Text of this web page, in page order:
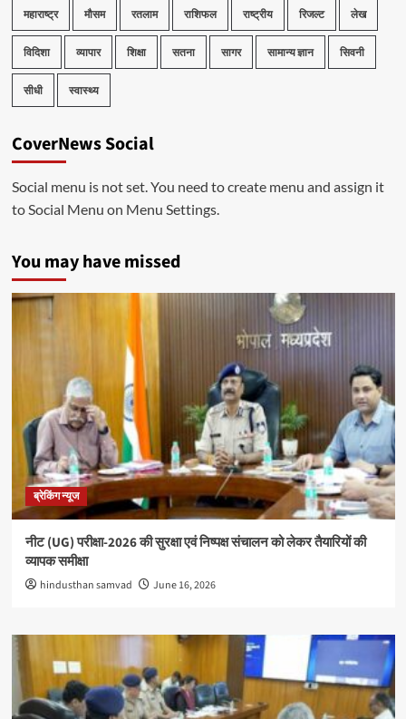
महाराष्ट्र मौसम रतलाम राशिफल राष्ट्रीय रिजल्ट लेख
विदिशा व्यापार शिक्षा सतना सागर सामान्य ज्ञान सिवनी
सीधी स्वास्थ्य
CoverNews Social
Social menu is not set. You need to create menu and assign it
to Social Menu on Menu Settings.
You may have missed
ब्रेकिंग न्यूज
नीट (UG) परीक्षा-2026 की सुरक्षा एवं निष्पक्ष संचालन को लेकर तैयारियों की
व्यापक समीक्षा
hindusthan samvad June 16, 2026